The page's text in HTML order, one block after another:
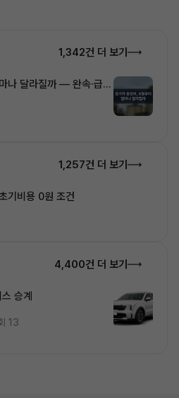
1,342건 더 보기
나 달라질까 — 완속·급속
1,257건 더 보기
기비용 0원 조건
4,400건 더 보기
승계
13